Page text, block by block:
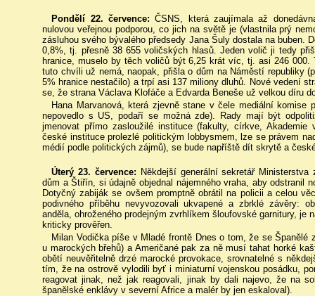
Pondělí 22. července:ČSNS, která zaujímala až
nulovou veřejnou podporou, co jich na světě je (vlastnila prý
zásluhou svého bývalého předsedy Jana Šuly dostala na buben.
0,8%, tj. přesně 38 655 voličských hlasů. Jeden volič ji tedy
hranice, muselo by těch voličů být 6,25 krát víc, tj. asi 246
tuto chvíli už nemá, naopak, přišla o dům na Náměstí republiky
5% hranice nestačilo) a trpí asi 137 miliony dluhů. Nové vedení
se, že strana Václava Klofáče a Edvarda Beneše už velkou díru
Hana Marvanová, která zjevně stane v čele mediální komise
nepovedlo s US, podaří se možná zde). Rady mají být
jmenovat přímo zasloužilé instituce (fakulty, církve,
české instituce prolezlé politickým lobbysmem, lze se právem
médií podle politických zájmů), se bude napříště dít skrytě a
Úterý 23. července: Někdejší generální sekretář
dům a Štiřín, si údajně objednal nájemného vraha, aby odstranil
Dotyčný zabiják se ovšem promptně obrátil na policii a celou
podivného příběhu nevyvozovali ukvapené a zbrklé závěry:
anděla, ohroženého prodejným zvrhlíkem šloufovské garnitury,
kriticky prověřen.
Milan Vodička píše v Mladé frontě Dnes o tom, že se Španělé
u marockých břehů) a Američané pak za ně musí tahat horké
obětí neuvěřitelně drzé marocké provokace, srovnatelné s
tím, že na ostrově vylodili byť i miniaturní vojenskou posádku,
reagovat jinak, než jak reagovali, jinak by dali najevo, že na
španělské enklávy v severní Africe a malér by jen eskaloval).